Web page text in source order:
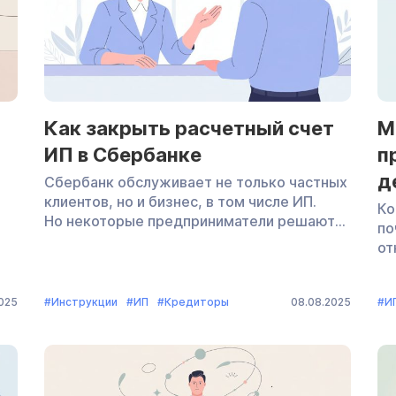
Как закрыть расчетный счет
ИП в Сбербанке
Сбербанк обслуживает не только частных
клиентов, но и бизнес, в том числе ИП.
Но некоторые предприниматели решают
Подготовили пошаговую инструкцию
и образцом заявления. Когда требуется
закрыть расчетный счет ИП в Сбербанке
#Инструкции #ИП #Кредиторы 08.08.2025